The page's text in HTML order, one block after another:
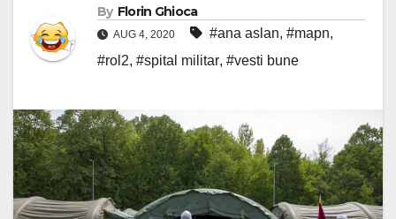
By Florin Ghioca
AUG 4, 2020 #ana aslan, #mapn,
#rol2, #spital militar, #vesti bune